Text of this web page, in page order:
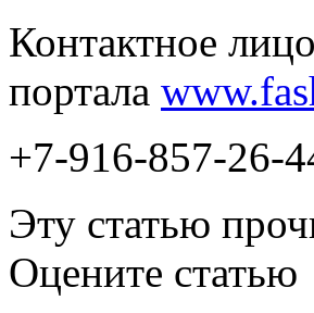
Контактное
портала
+7-916-857-26-
Эту статью
Оцените статью